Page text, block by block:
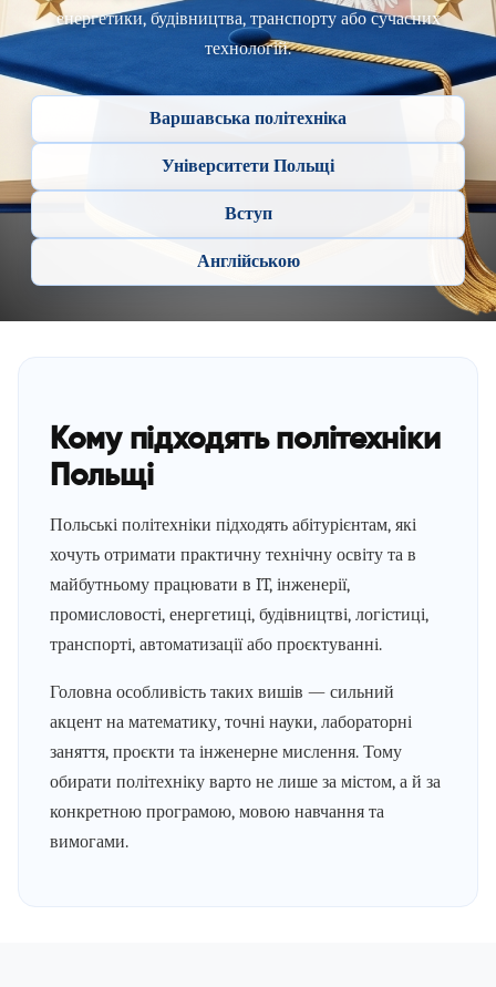
енергетики, будівництва, транспорту або сучасних
технологій.
Варшавська політехніка
Університети Польщі
Вступ
Англійською
Кому підходять політехніки
Польщі
Польські політехніки підходять абітурієнтам, які
хочуть отримати практичну технічну освіту та в
майбутньому працювати в IT, інженерії,
промисловості, енергетиці, будівництві, логістиці,
транспорті, автоматизації або проєктуванні.
Головна особливість таких вишів — сильний
акцент на математику, точні науки, лабораторні
заняття, проєкти та інженерне мислення. Тому
обирати політехніку варто не лише за містом, а й за
конкретною програмою, мовою навчання та
вимогами.